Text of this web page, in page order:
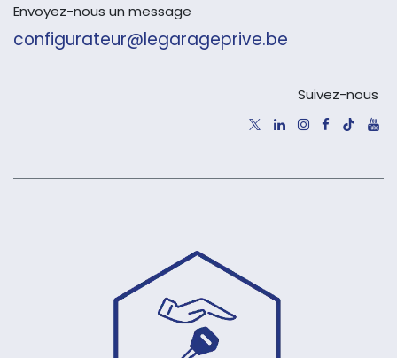
Envoyez-nous un message
configurateur@legarageprive.be
Suivez-nous